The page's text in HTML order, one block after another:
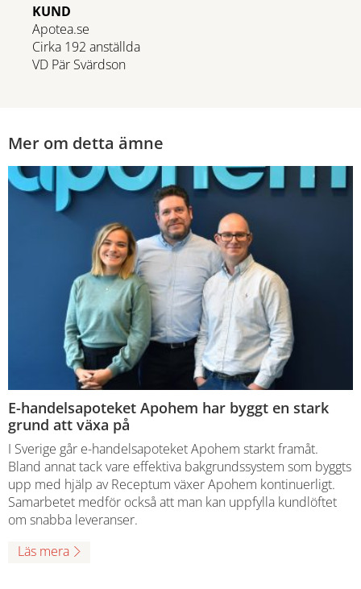
KUND
Apotea.se
Cirka 192 anställda
VD Pär Svärdson
Mer om detta ämne
E-handelsapoteket Apohem har byggt en stark
grund att växa på
I Sverige går e-handelsapoteket Apohem starkt framåt.
Bland annat tack vare effektiva bakgrundssystem som byggts
upp med hjälp av Receptum växer Apohem kontinuerligt.
Samarbetet medför också att man kan uppfylla kundlöftet
om snabba leveranser.
Läs mera